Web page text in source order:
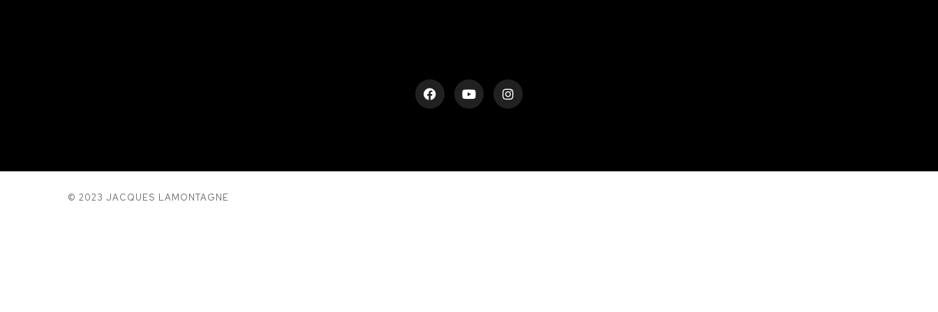
© 2023 JACQUES LAMONTAGNE